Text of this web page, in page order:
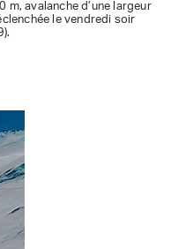
avalanche d’une largeur
le vendredi soir